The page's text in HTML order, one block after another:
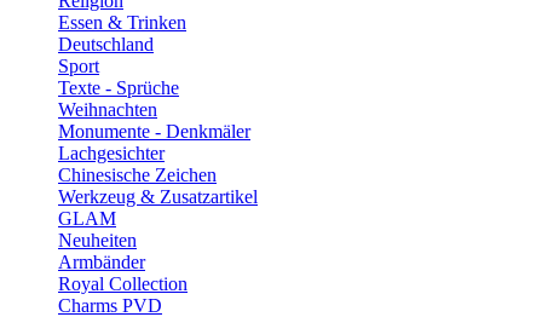
Essen & Trinken
Deutschland
Sport
Texte - Sprüche
Weihnachten
Monumente - Denkmäler
Lachgesichter
Chinesische Zeichen
Werkzeug & Zusatzartikel
GLAM
Neuheiten
Armbänder
Royal Collection
Charms PVD